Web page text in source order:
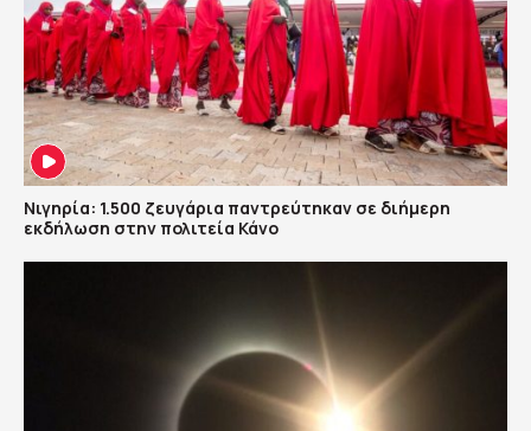
Νιγηρία: 1.500 ζευγάρια παντρεύτηκαν σε διήμερη
εκδήλωση στην πολιτεία Κάνο